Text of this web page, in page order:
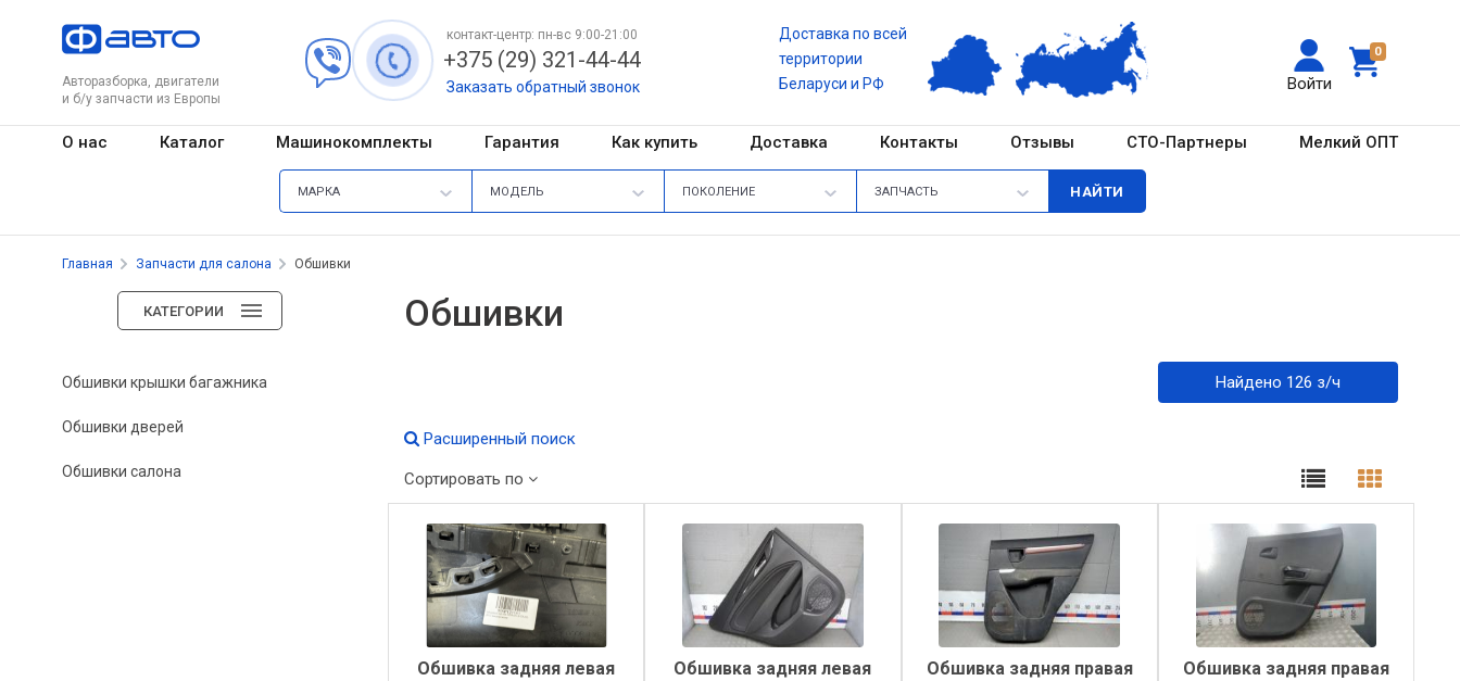
Авторазборка, двигатели
и б/у запчасти из Европы
0
Войти
контакт-центр: пн-вс 9:00-21:00
+375 (29) 321-44-44
Заказать обратный звонок
Доставка по всей
территории
Беларуси и РФ
О нас Каталог Машинокомплекты Гарантия Как купить Доставка Контакты Отзывы СТО-Партнеры Мелкий ОПТ
МАРКА МОДЕЛЬ ПОКОЛЕНИЕ ЗАПЧАСТЬ
Главная Запчасти для салона Обшивки
КАТЕГОРИИ
Обшивки крышки багажника
Обшивки дверей
Обшивки салона
Обшивки
Найдено 126 з/ч
Расширенный поиск
Сортировать по
Обшивка задняя левая Обшивка задняя левая Обшивка задняя правая Обшивка задняя правая